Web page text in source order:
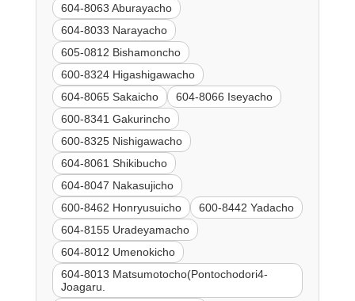
604-8063 Aburayacho
604-8033 Narayacho
605-0812 Bishamoncho
600-8324 Higashigawacho
604-8065 Sakaicho
604-8066 Iseyacho
600-8341 Gakurincho
600-8325 Nishigawacho
604-8061 Shikibucho
604-8047 Nakasujicho
600-8462 Honryusuicho
600-8442 Yadacho
604-8155 Uradeyamacho
604-8012 Umenokicho
604-8013 Matsumotocho(Pontochodori4-
Joagaru.